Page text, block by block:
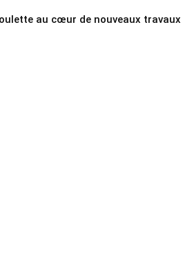
au cœur de nouveaux travaux